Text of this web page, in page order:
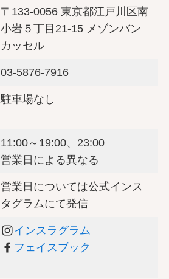
〒133-0056 東京都江戸川区南
小岩５丁目21-15 メゾンバン
カッセル
03-5876-7916
駐車場なし
11:00～19:00、23:00
営業日による異なる
営業日については公式インス
タグラムにて発信
インスラグラム
フェイスブック